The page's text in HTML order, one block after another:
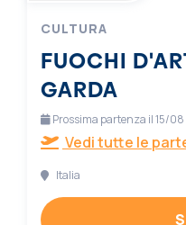
CULTURA
FUOCHI
GARDA
Prossima partenza il 15/08
Vedi tutte le
Italia